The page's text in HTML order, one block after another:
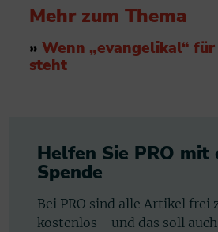
Mehr zum Thema
» Wenn „evangelikal“ für
steht
Helfen Sie PRO mit
Spende
Bei PRO sind alle Artikel frei
kostenlos - und das soll auch